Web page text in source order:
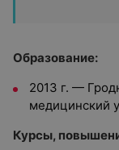
Образование:
2013 г. —
медицинский
Курсы,